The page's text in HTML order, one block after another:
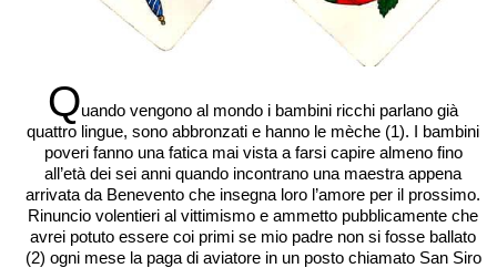
Quando vengono al mondo i bambini ricchi parlano già
quattro lingue, sono abbronzati e hanno le mèche (1). I bambini
poveri fanno una fatica mai vista a farsi capire almeno fino
all’età dei sei anni quando incontrano una maestra appena
arrivata da Benevento che insegna loro l’amore per il prossimo.
Rinuncio volentieri al vittimismo e ammetto pubblicamente che
avrei potuto essere coi primi se mio padre non si fosse ballato
(2) ogni mese la paga di aviatore in un posto chiamato San Siro